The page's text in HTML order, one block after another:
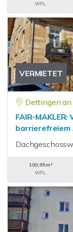
WFL.
VERMIETET
Dettingen an
FAIR-
barrierefreiem
100,99 m²
WFL.